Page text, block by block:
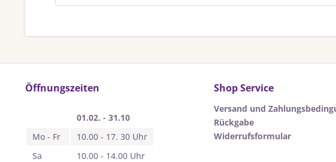
Öffnungszeiten
01.02. - 31.10
Mo - Fr
10.00 - 17. 30 Uhr
Sa
10.00 - 14.00 Uhr
Shop Service
Versand und
Rückgabe
Widerrufsformular